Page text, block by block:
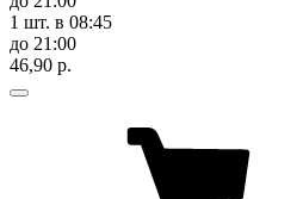
1 шт. в 08:45
до 21:00
46,90 р.